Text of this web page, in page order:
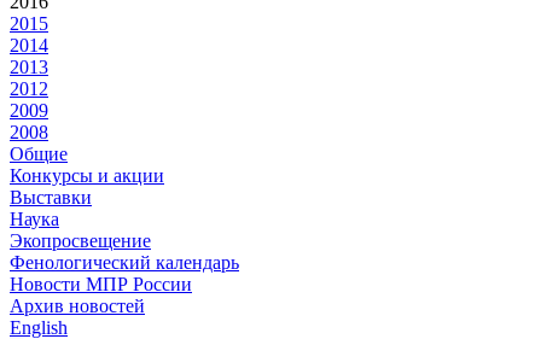
2015
2014
2013
2012
2009
2008
Общие
Конкурсы и акции
Выставки
Наука
Экопросвещение
Фенологический календарь
Новости МПР России
Архив новостей
English